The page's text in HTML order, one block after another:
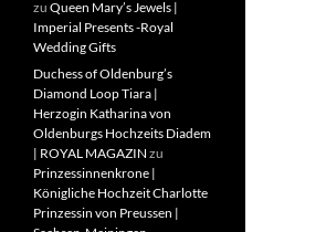
zu Queen Mary’s Jewels |
Imperial Presents -Royal
Wedding Gifts
Duchess of Oldenburg’s
Diamond Loop Tiara |
Herzogin Katharina von
Oldenburgs Hochzeits Diadem
| ROYAL MAGAZIN zu
Prinzessinnenkrone |
Königliche Hochzeit Charlotte
Prinzessin von Preussen |